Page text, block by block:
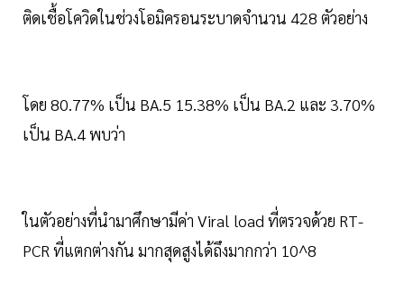
ติดเชื้อโควิดในช่วงโอมิครอนระบาดจำนวน 428 ตัวอย่าง
โดย 80.77% เป็น BA.5 15.38% เป็น BA.2 และ 3.70%
เป็น BA.4 พบว่า
ในตัวอย่างที่นำมาศึกษามีค่า Viral load ที่ตรวจด้วย RT-
PCR ที่แตกต่างกัน มากสุดสูงได้ถึงมากกว่า 10^8